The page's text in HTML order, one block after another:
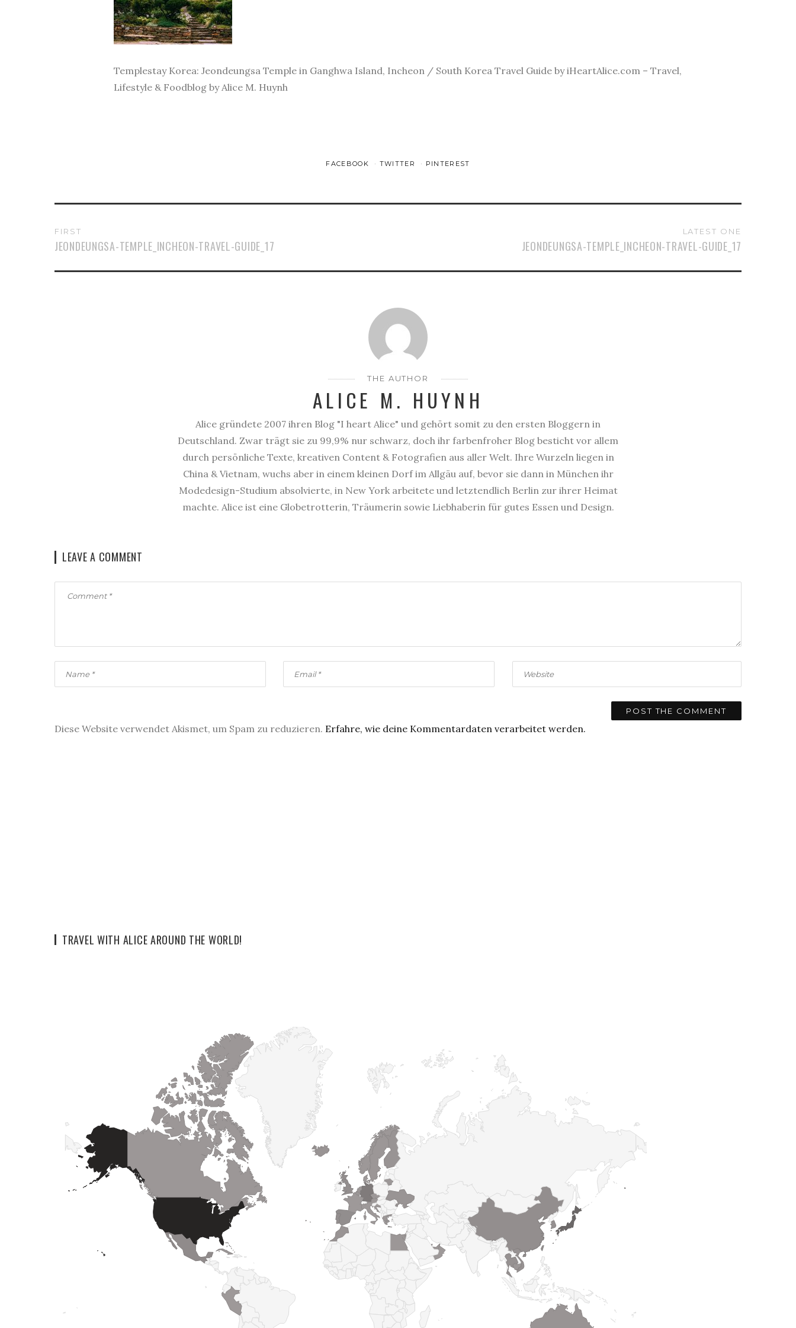
Templestay Korea: Jeondeungsa Temple in Ganghwa Island, Incheon / South Korea Travel Guide by iHeartAlice.com – Travel,
Lifestyle & Foodblog by Alice M. Huynh
FACEBOOK TWITTER PINTEREST
FIRST
JEONDEUNGSA-TEMPLE_INCHEON-TRAVEL-GUIDE_17
LATEST ONE
JEONDEUNGSA-TEMPLE_INCHEON-TRAVEL-GUIDE_17
THE AUTHOR
ALICE M. HUYNH
Alice gründete 2007 ihren Blog "I heart Alice" und gehört somit zu den ersten Bloggern in
Deutschland. Zwar trägt sie zu 99,9% nur schwarz, doch ihr farbenfroher Blog besticht vor allem
durch persönliche Texte, kreativen Content & Fotografien aus aller Welt. Ihre Wurzeln liegen in
China & Vietnam, wuchs aber in einem kleinen Dorf im Allgäu auf, bevor sie dann in München ihr
Modedesign-Studium absolvierte, in New York arbeitete und letztendlich Berlin zur ihrer Heimat
machte. Alice ist eine Globetrotterin, Träumerin sowie Liebhaberin für gutes Essen und Design.
LEAVE A COMMENT
Diese Website verwendet Akismet, um Spam zu reduzieren. Erfahre, wie deine Kommentardaten verarbeitet werden.
TRAVEL WITH ALICE AROUND THE WORLD!